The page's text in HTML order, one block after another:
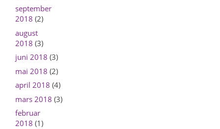
september
2018 (2)
august
2018 (3)
juni 2018 (3)
mai 2018 (2)
april 2018 (4)
mars 2018 (3)
februar
2018 (1)